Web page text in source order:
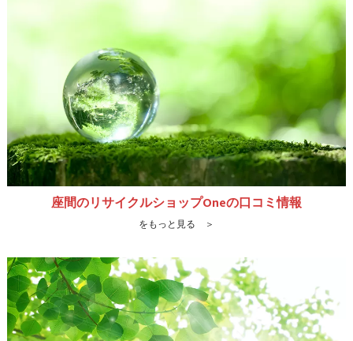
座間のリサイクルショップOneの口コミ情報
をもっと見る ＞